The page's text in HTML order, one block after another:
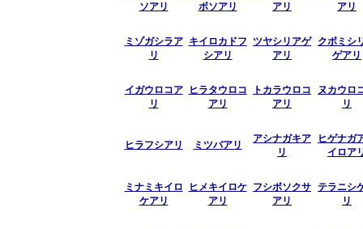
ソアリ
ボソアリ
アリ
アリ
ミゾガシラア
リ
キイロカドフ
シアリ
ツヤシリアゲ
アリ
クボミシ
ゲアリ
イガウロコア
リ
ヒラタウロコ
アリ
トカラウロコ
アリ
ヌカウロ
リ
ヒラフシアリ ミツバアリ
アシナガキア
リ
ヒゲナガ
イロア
ミナミキイロ
ケアリ
ヒメキイロケ
アリ
フシボソクサ
アリ
テラニシ
リ